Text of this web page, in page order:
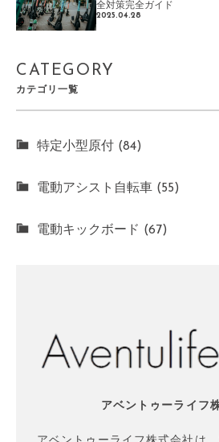
全対策完全ガイド
2025.04.28
CATEGORY
カテゴリ一覧
特定小型原付 (84)
電動アシスト自転車 (55)
電動キックボード (67)
アベントゥーライフ